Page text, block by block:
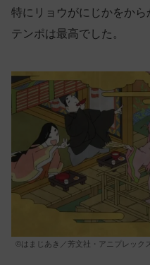
特にリョウがにじかをか
テンポは最高でした。
©はまじあき／芳文社・アニプレック